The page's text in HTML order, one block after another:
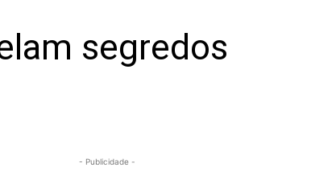
segredos
- Publicidade -